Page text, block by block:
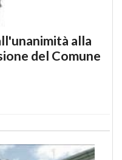
alla
del Comune